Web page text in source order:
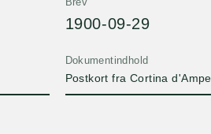
1900-09-29
Dokumentindhold
Postkort fra Cortina